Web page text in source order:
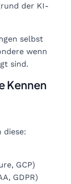
der KI-
selbst
wenn
sind.
Kennen
diese:
GCP)
GDPR)